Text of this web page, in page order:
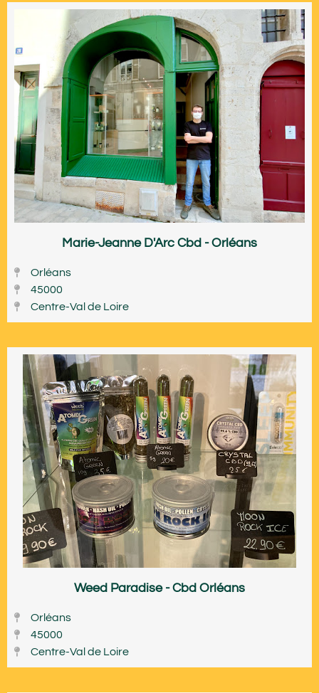
Marie-Jeanne D'Arc Cbd - Orléans
Orléans
45000
Centre-Val de Loire
Weed Paradise - Cbd Orléans
Orléans
45000
Centre-Val de Loire